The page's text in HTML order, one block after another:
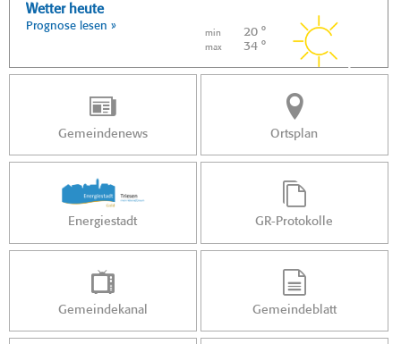
Wetter heute
Prognose lesen »
min 20 °
max 34 °
Gemeindenews Ortsplan
Energiestadt GR-Protokolle
Gemeindekanal Gemeindeblatt